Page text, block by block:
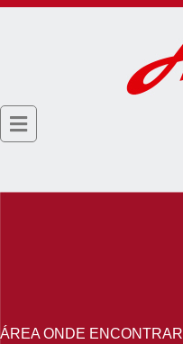
ÁREA ONDE ENCONTRAR